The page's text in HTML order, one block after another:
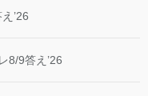
’26
8/9答え’26